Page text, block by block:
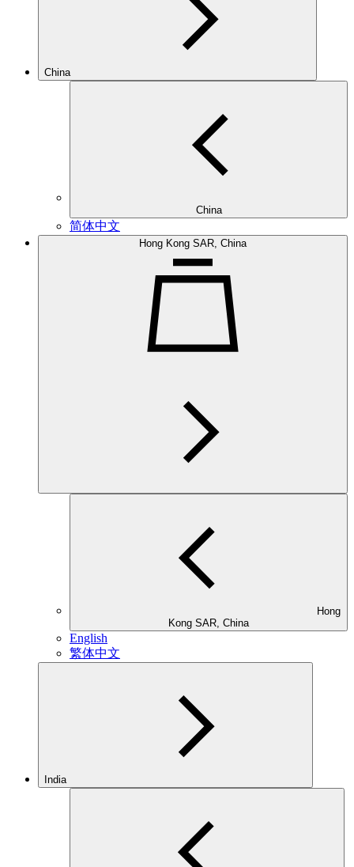
China
China
简体中文
Hong Kong SAR, China
Kong SAR, China
English
繁体中文
India